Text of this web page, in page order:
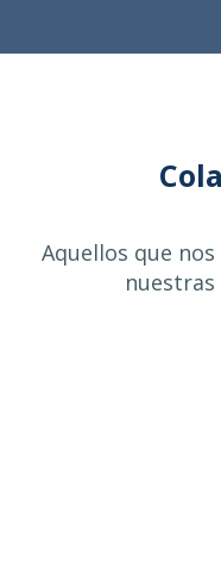
Aquellos que